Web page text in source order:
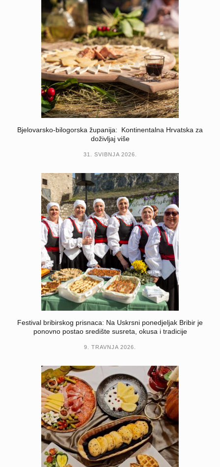
Bjelovarsko-bilogorska županija: Kontinentalna Hrvatska za
doživljaj više
31. SVIBNJA 2026.
Festival bribirskog prisnaca: Na Uskrsni ponedjeljak Bribir je
ponovno postao središte susreta, okusa i tradicije
9. TRAVNJA 2026.